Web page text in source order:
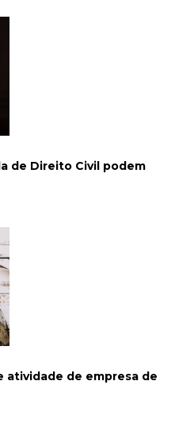
de Direito Civil podem
atividade de empresa de